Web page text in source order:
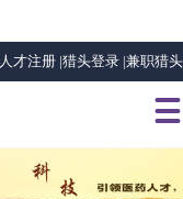
人才注册 |猎头登录 |兼职猎头
